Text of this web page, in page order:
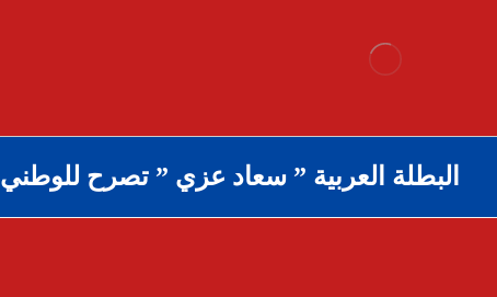
البطلة العربية ” سعاد عزي ” تصرح للوطني